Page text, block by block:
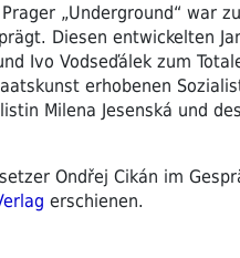
„Underground“ war
Diesen entwickelten
Ivo Vodseďálek zum
erhobenen
Milena Jesenská und
Ondřej Cikán im
erschienen.